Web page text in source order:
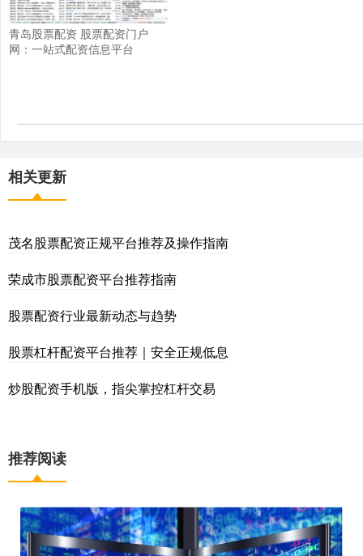
青岛股票配资 股票配资门户
网：一站式配资信息平台
相关更新
茂名股票配资正规平台推荐及操作指南
荣成市股票配资平台推荐指南
股票配资行业最新动态与趋势
股票杠杆配资平台推荐｜安全正规低息
炒股配资手机版，指尖掌控杠杆交易
推荐阅读